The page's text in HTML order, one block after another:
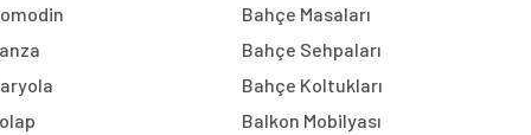
Bahçe Masaları
Bahçe Sehpaları
Bahçe Koltukları
Balkon Mobilyası